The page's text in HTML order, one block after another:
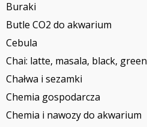
Buraki
Butle CO2 do akwarium
Cebula
Chai: latte, masala, black, green
Chałwa i sezamki
Chemia gospodarcza
Chemia i nawozy do akwarium